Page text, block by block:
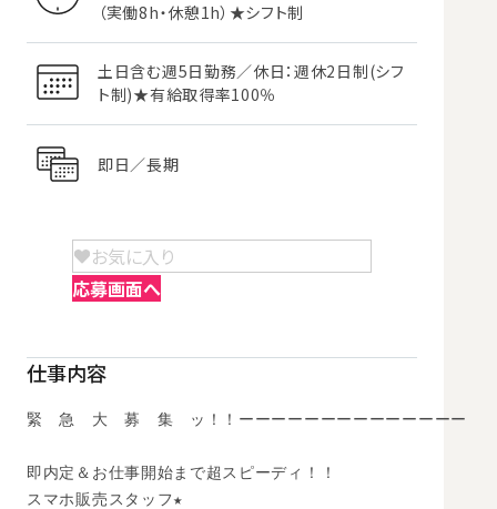
（実働8h・休憩1h）★シフト制
土日含む週5日勤務／休日：週休2日制(シフ
ト制)★有給取得率100％
即日／長期
お気に入り
応募画面へ
仕事内容
緊　急　大　募　集　ッ！！ーーーーーーーーーーーーーー
即内定＆お仕事開始まで超スピーディ！！
スマホ販売スタッフ★